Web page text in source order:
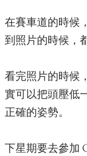
在賽車道的時候
到照片的時候，
看完照片的時候
實可以把頭壓低
正確的姿勢。
下星期要去參加